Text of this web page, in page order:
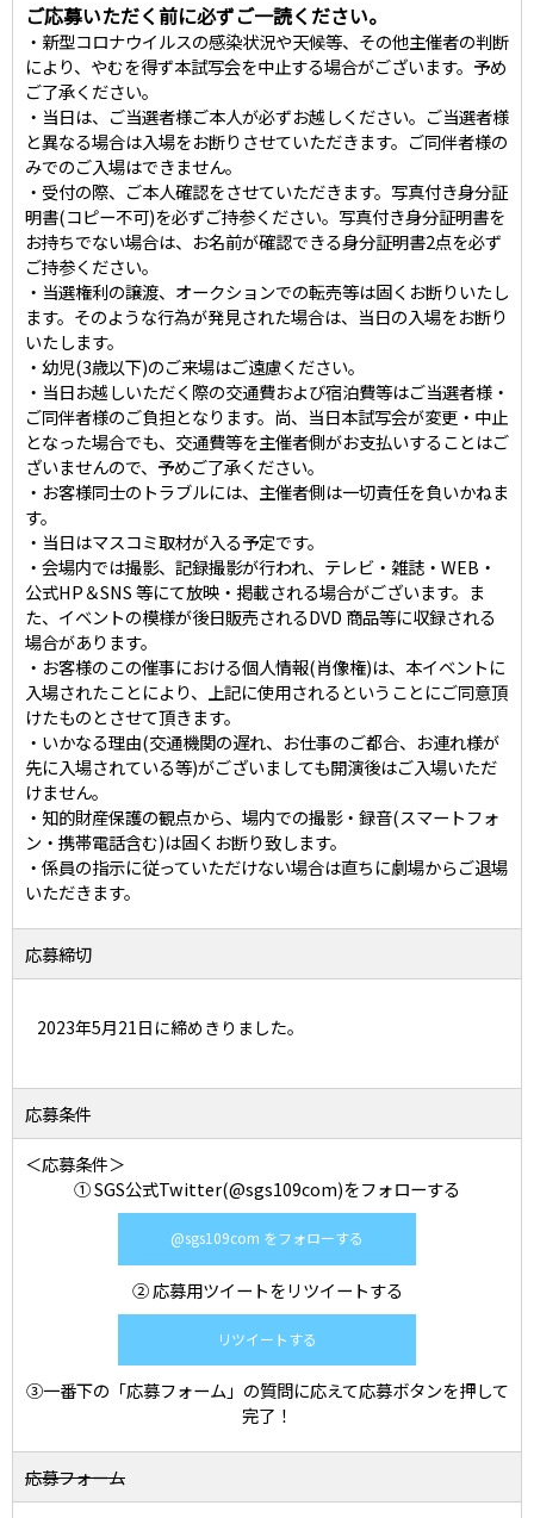
ご応募いただく前に必ずご一読ください。
・新型コロナウイルスの感染状況や天候等、その他主催者の判断
により、やむを得ず本試写会を中止する場合がございます。予め
ご了承ください。
・当日は、ご当選者様ご本人が必ずお越しください。ご当選者様
と異なる場合は入場をお断りさせていただきます。ご同伴者様の
みでのご入場はできません。
・受付の際、ご本人確認をさせていただきます。写真付き身分証
明書(コピー不可)を必ずご持参ください。写真付き身分証明書を
お持ちでない場合は、お名前が確認できる身分証明書2点を必ず
ご持参ください。
・当選権利の譲渡、オークションでの転売等は固くお断りいたし
ます。そのような行為が発見された場合は、当日の入場をお断り
いたします。
・幼児(3歳以下)のご来場はご遠慮ください。
・当日お越しいただく際の交通費および宿泊費等はご当選者様・
ご同伴者様のご負担となります。尚、当日本試写会が変更・中止
となった場合でも、交通費等を主催者側がお支払いすることはご
ざいませんので、予めご了承ください。
・お客様同士のトラブルには、主催者側は一切責任を負いかねま
す。
・当日はマスコミ取材が入る予定です。
・会場内では撮影、記録撮影が行われ、テレビ・雑誌・WEB・
公式HP＆SNS 等にて放映・掲載される場合がございます。ま
た、イベントの模様が後日販売されるDVD 商品等に収録される
場合があります。
・お客様のこの催事における個人情報(肖像権)は、本イベントに
入場されたことにより、上記に使用されるということにご同意頂
けたものとさせて頂きます。
・いかなる理由(交通機関の遅れ、お仕事のご都合、お連れ様が
先に入場されている等)がございましても開演後はご入場いただ
けません。
・知的財産保護の観点から、場内での撮影・録音(スマートフォ
ン・携帯電話含む)は固くお断り致します。
・係員の指示に従っていただけない場合は直ちに劇場からご退場
いただきます。
応募締切
2023年5月21日に締めきりました。
応募条件
＜応募条件＞
① SGS公式Twitter(@sgs109com)をフォローする
@sgs109com をフォローする
② 応募用ツイートをリツイートする
リツイートする
③一番下の「応募フォーム」の質問に応えて応募ボタンを押して
完了！
応募フォーム